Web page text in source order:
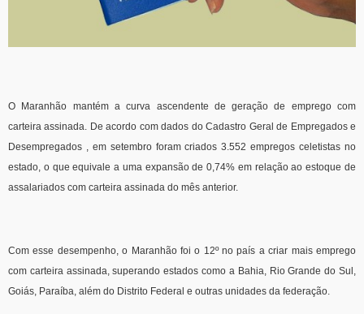
O Maranhão mantém a curva ascendente de geração de emprego com
carteira assinada. De acordo com dados do Cadastro Geral de Empregados e
Desempregados , em setembro foram criados 3.552 empregos celetistas no
estado, o que equivale a uma expansão de 0,74% em relação ao estoque de
assalariados com carteira assinada do mês anterior.
Com esse desempenho, o Maranhão foi o 12º no país a criar mais emprego
com carteira assinada, superando estados como a Bahia, Rio Grande do Sul,
Goiás, Paraíba, além do Distrito Federal e outras unidades da federação.